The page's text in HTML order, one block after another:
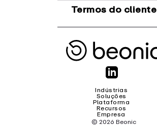
Termos do cliente
© 2026 Beonic
Indústrias
Soluções
Plataforma
Recursos
Empresa